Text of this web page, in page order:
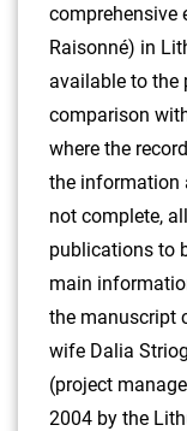
comprehensive
Raisonné) in
available to the
comparison
where the
the information
not complete,
publications to
main
the manuscript
wife Dalia
(project
2004 by the